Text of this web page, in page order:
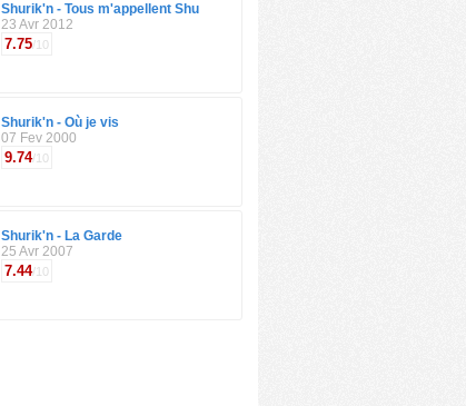
Shurik'n - Tous m'appellent Shu
23 Avr 2012
7.75/10
Shurik'n - Où je vis
07 Fev 2000
9.74/10
Shurik'n - La Garde
25 Avr 2007
7.44/10